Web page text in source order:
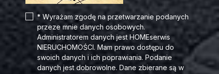
* Wyrażam zgodę na przetwarzanie podanych
przeze mnie danych osobowych.
Administratorem danych jest HOMEserwis
NIERUCHOMOŚCI. Mam prawo dostępu do
swoich danych i ich poprawiania. Podanie
danych jest dobrowolne. Dane zbierane są w